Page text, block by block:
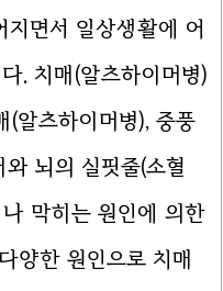
지면서 일상생활에 어
. 치매(알츠하이머병)
(알츠하이머병), 중풍
뇌의 실핏줄(소혈
막히는 원인에 의한
양한 원인으로 치매